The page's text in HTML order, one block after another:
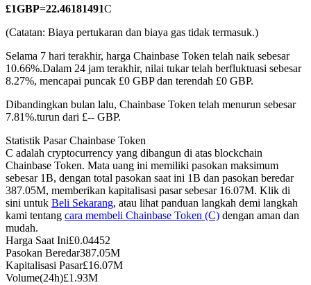
USDC Berjangka
Copy Trading
£1GBP=22.46181491C
(Catatan: Biaya pertukaran dan biaya gas tidak termasuk.)
Selama 7 hari terakhir, harga Chainbase Token telah naik sebesar
10.66%.Dalam 24 jam terakhir, nilai tukar telah berfluktuasi sebesar
8.27%, mencapai puncak £0 GBP dan terendah £0 GBP.
Dibandingkan bulan lalu, Chainbase Token telah menurun sebesar
7.81%.turun dari £-- GBP.
Statistik Pasar Chainbase Token
C adalah cryptocurrency yang dibangun di atas blockchain
Chainbase Token. Mata uang ini memiliki pasokan maksimum
sebesar 1B, dengan total pasokan saat ini 1B dan pasokan beredar
387.05M, memberikan kapitalisasi pasar sebesar 16.07M. Klik di
sini untuk Beli Sekarang, atau lihat panduan langkah demi langkah
kami tentang cara membeli Chainbase Token (C) dengan aman dan
mudah.
Harga Saat Ini£0.04452
Pasokan Beredar387.05M
Kapitalisasi Pasar£16.07M
Volume(24h)£1.93M